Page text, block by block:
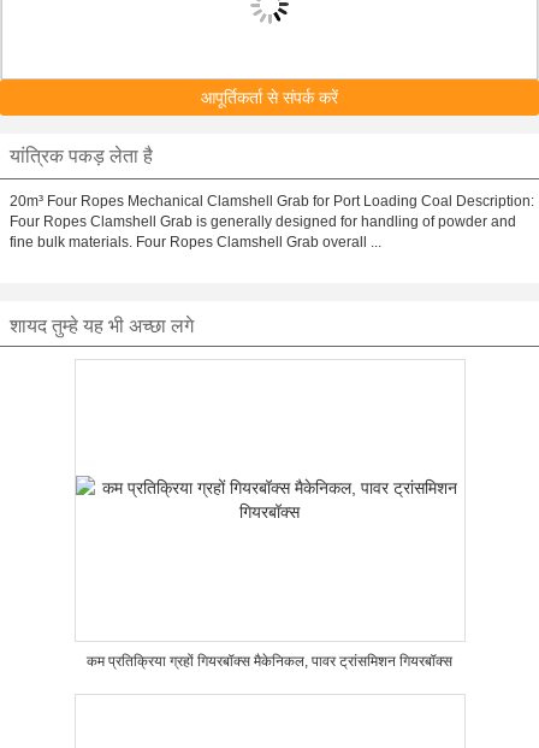
आपूर्तिकर्ता से संपर्क करें
यांत्रिक पकड़ लेता है
20m³ Four Ropes Mechanical Clamshell Grab for Port Loading Coal Description:
Four Ropes Clamshell Grab is generally designed for handling of powder and
fine bulk materials. Four Ropes Clamshell Grab overall ...
शायद तुम्हे यह भी अच्छा लगे
कम प्रतिक्रिया ग्रहों गियरबॉक्स मैकेनिकल, पावर ट्रांसमिशन गियरबॉक्स